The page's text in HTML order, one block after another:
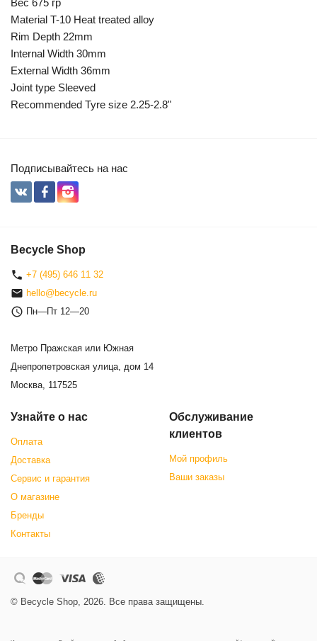
Вес 675 гр
Material T-10 Heat treated alloy
Rim Depth 22mm
Internal Width 30mm
External Width 36mm
Joint type Sleeved
Recommended Tyre size 2.25-2.8"
Подписывайтесь на нас
Becycle Shop
+7 (495) 646 11 32
hello@becycle.ru
Пн—Пт 12—20
Метро Пражская или Южная
Днепропетровская улица, дом 14
Москва, 117525
Узнайте о нас
Оплата
Доставка
Сервис и гарантия
О магазине
Бренды
Контакты
Обслуживание
клиентов
Мой профиль
Ваши заказы
© Becycle Shop, 2026. Все права защищены.